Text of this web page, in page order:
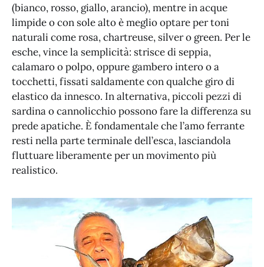
(bianco, rosso, giallo, arancio), mentre in acque
limpide o con sole alto è meglio optare per toni
naturali come rosa, chartreuse, silver o green. Per le
esche, vince la semplicità: strisce di seppia,
calamaro o polpo, oppure gambero intero o a
tocchetti, fissati saldamente con qualche giro di
elastico da innesco. In alternativa, piccoli pezzi di
sardina o cannolicchio possono fare la differenza su
prede apatiche. È fondamentale che l’amo ferrante
resti nella parte terminale dell’esca, lasciandola
fluttuare liberamente per un movimento più
realistico.